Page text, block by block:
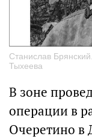
Станислав
Тыхеева
В зоне
операции в
Очеретино в